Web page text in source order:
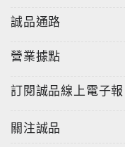
誠品通路
營業據點
訂閱誠品線上電子報
關注誠品